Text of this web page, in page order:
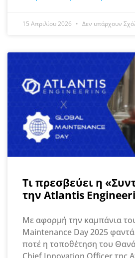
15 Απριλίου 2026 Δεν υπάρχουν
Τι πρεσβεύει η
την Atlantis
Με αφορμή την καμπάνια
Maintenance Day 2025
ποτέ η τοποθέτηση του